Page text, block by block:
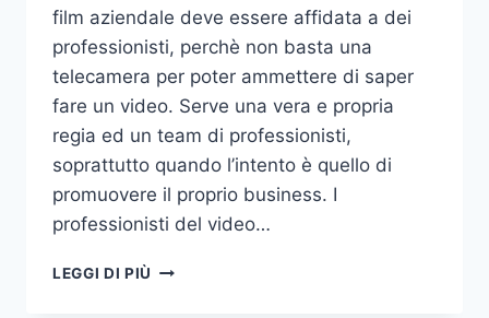
film aziendale deve essere affidata a dei
professionisti, perchè non basta una
telecamera per poter ammettere di saper
fare un video. Serve una vera e propria
regia ed un team di professionisti,
soprattutto quando l’intento è quello di
promuovere il proprio business. I
professionisti del video…
LEGGI DI PIÙ